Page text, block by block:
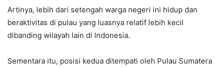
Artinya, lebih dari setengah warga negeri ini hidup dan
beraktivitas di pulau yang luasnya relatif lebih kecil
dibanding wilayah lain di Indonesia.
Sementara itu, posisi kedua ditempati oleh Pulau Sumatera